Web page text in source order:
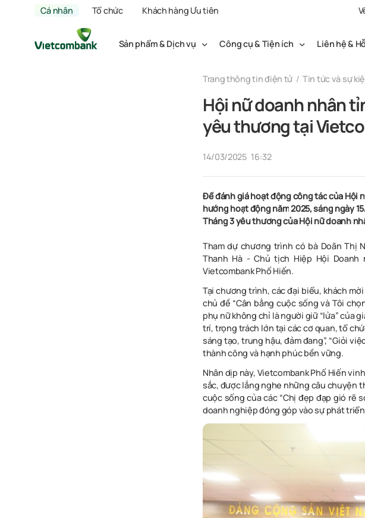
Cá nhân Tổ chức Khách hàng Ưu tiên
Sản phẩm & Dịch vụ Công cụ & Tiện ích Liên hệ &
Trang thông tin điện tử Tin tức và sự
Hội nữ doanh nhân
yêu thương tại
14/03/2025 16:32
Đểđánhgiáhoạtđộngcôngtáccủa Hội n
hướng hoạtđộngnăm2025,sáng ngày
Tháng3yêuthươngcủaHội nữdoanh
Thamdự chương trình có bàDoãn Thị
Thanh Hà -Chủ tịch Hiệp Hội Doanh
VietcombankPhốHiến.
Tại chương trình, cácđại biểu, khách mời
chủ đề “Cân bằng cuộc sống và Tôi chọ
phụ nữkhông chỉ làngười giữ “lửa”củagi
trí, trọng trách lớn tại cáccơ quan,tổchứ
sáng tạo,trung hậu,đảmđang”, “Giỏi việ
thànhcông và hạnh phúcbền vững.
Nhân dịp này, VietcombankPhố Hiếnvinh
sắc, đượclắng nghe những câu chuyện
cuộc sống của các “Chị đẹp đạp gió rẽ
doanh nghiệpđóng góp vàosự pháttriển